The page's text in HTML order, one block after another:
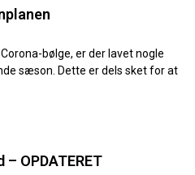
bølge, er der lavet nogle
sæson. Dette er dels sket for at
OPDATERET